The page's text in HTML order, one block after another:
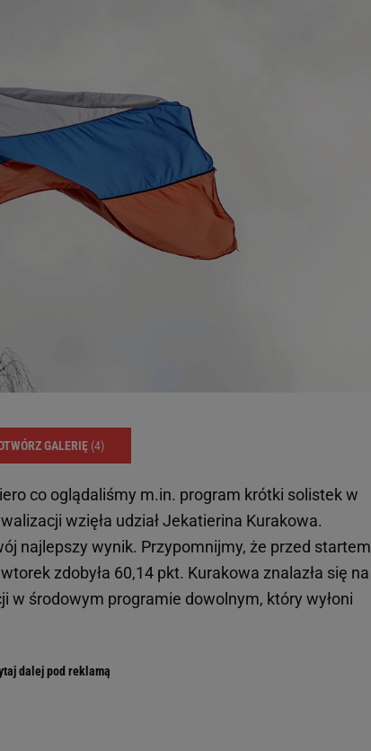
GALERIĘ (4)
co oglądaliśmy m.in. program krótki solistek w
wzięła udział Jekatierina Kurakowa.
najlepszy wynik. Przypomnijmy, że przed startem
zdobyła 60,14 pkt. Kurakowa znalazła się na
w środowym programie dowolnym, który wyłoni